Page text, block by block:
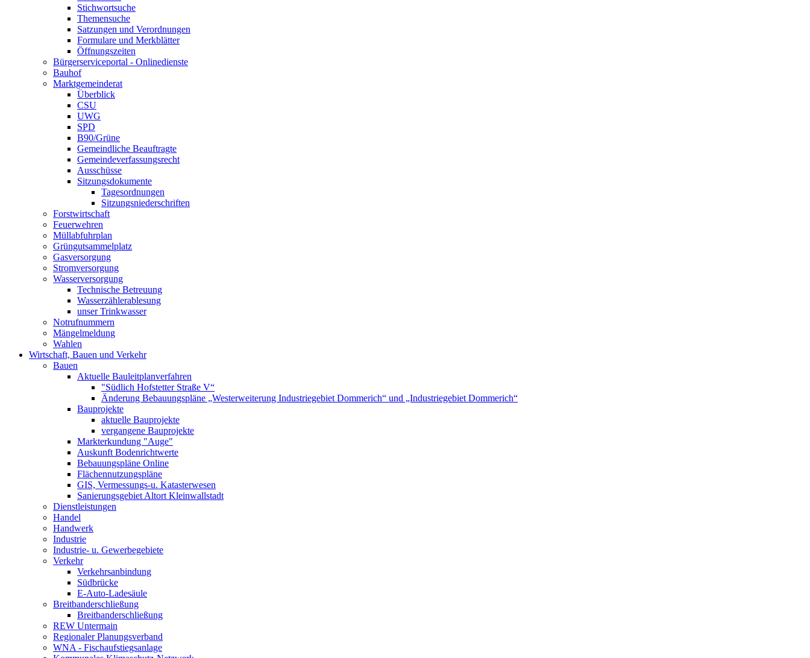
Stichwortsuche
Themensuche
Satzungen und Verordnungen
Formulare und Merkblätter
Öffnungszeiten
Bürgerserviceportal - Onlinedienste
Bauhof
Marktgemeinderat
Überblick
CSU
UWG
SPD
B90/Grüne
Gemeindliche Beauftragte
Gemeindeverfassungsrecht
Ausschüsse
Sitzungsdokumente
Tagesordnungen
Sitzungsniederschriften
Forstwirtschaft
Feuerwehren
Müllabfuhrplan
Grüngutsammelplatz
Gasversorgung
Stromversorgung
Wasserversorgung
Technische Betreuung
Wasserzählerablesung
unser Trinkwasser
Notrufnummern
Mängelmeldung
Wahlen
Wirtschaft, Bauen und Verkehr
Bauen
Aktuelle Bauleitplanverfahren
"Südlich Hofstetter Straße V“
Änderung Bebauungspläne „Westerweiterung Industriegebiet Dommerich“ und „Industriegebiet Dommerich“
Bauprojekte
aktuelle Bauprojekte
vergangene Bauprojekte
Markterkundung "Auge"
Auskunft Bodenrichtwerte
Bebauungspläne Online
Flächennutzungspläne
GIS, Vermessungs-u. Katasterwesen
Sanierungsgebiet Altort Kleinwallstadt
Dienstleistungen
Handel
Handwerk
Industrie
Industrie- u. Gewerbegebiete
Verkehr
Verkehrsanbindung
Südbrücke
E-Auto-Ladesäule
Breitbanderschließung
Breitbanderschließung
REW Untermain
Regionaler Planungsverband
WNA - Fischaufstiegsanlage